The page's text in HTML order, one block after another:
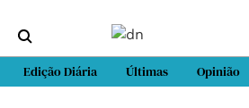
Edição Diária Últimas Opinião